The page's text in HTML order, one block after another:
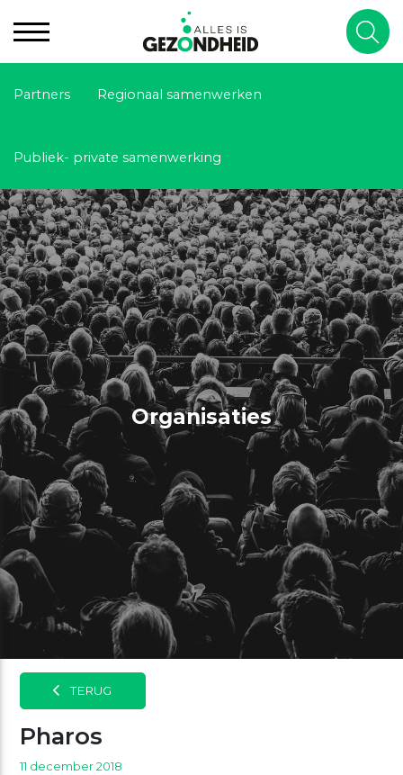
Partners Regionaal samenwerken
Publiek- private samenwerking
Organisaties
TERUG
Pharos
11 december 2018